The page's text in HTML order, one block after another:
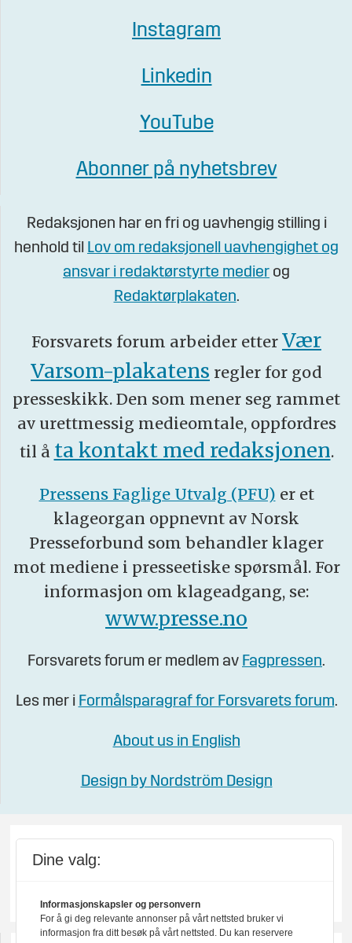
Instagram
Linkedin
YouTube
Abonner på nyhetsbrev
Redaksjonen har en fri og uavhengig stilling i
henhold til Lov om redaksjonell uavhengighet og
ansvar i redaktørstyrte medier og
Redaktørplakaten.
Forsvarets forum arbeider etter Vær
Varsom-plakatens regler for god
presseskikk. Den som mener seg rammet
av urettmessig medieomtale, oppfordres
til å ta kontakt med redaksjonen.
Pressens Faglige Utvalg (PFU) er et
klageorgan oppnevnt av Norsk
Presseforbund som behandler klager
mot mediene i presseetiske spørsmål. For
informasjon om klageadgang, se:
www.presse.no
Forsvarets forum er medlem av Fagpressen.
Les mer i Formålsparagraf for Forsvarets forum.
About us in English
Design by Nordström Design
Dine valg:
Informasjonskapsler og personvern
For å gi deg relevante annonser på vårt nettsted bruker vi
informasjon fra ditt besøk på vårt nettsted. Du kan reservere